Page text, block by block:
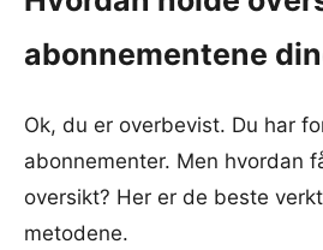
abonnementene
Ok, du er overbevist. Du har
abonnementer. Men hvordan
oversikt? Her er de beste
metodene.